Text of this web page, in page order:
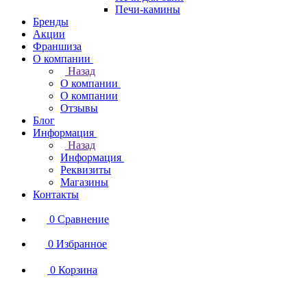
Печи-камины
Бренды
Акции
Франшиза
О компании
Назад
О компании
О компании
Отзывы
Блог
Информация
Назад
Информация
Реквизиты
Магазины
Контакты
0 Сравнение
0 Избранное
0 Корзина